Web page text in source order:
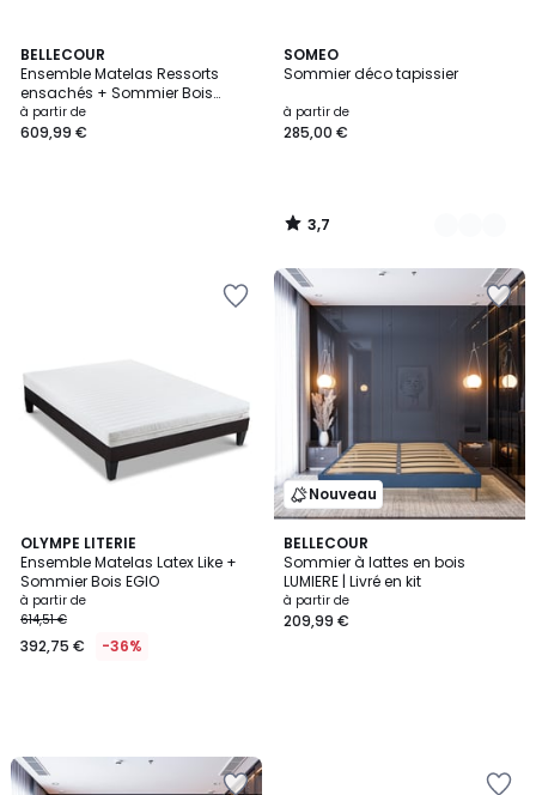
BELLECOUR
Ensemble Matelas Ressorts
ensachés + Sommier Bois
BELLECOUR 3.0
à partir de
609,99 €
SOMEO
Sommier déco tapissier
à partir de
285,00 €
3,7
/ 5
8
Couleurs
3,7
/
OLYMPE LITERIE
Ensemble Matelas Latex Like +
Sommier Bois EGIO
à partir de
614,51 €
392,75 € -36%
Nouveau
BELLECOUR
Sommier à lattes en bois
LUMIERE | Livré en kit
à partir de
209,99 €